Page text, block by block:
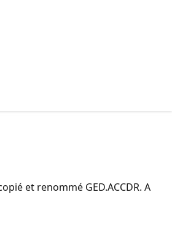
et renommé GED.ACCDR. A